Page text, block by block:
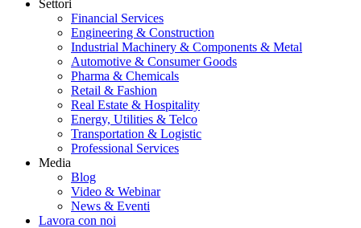
Settori
Financial Services
Engineering & Construction
Industrial Machinery & Components & Metal
Automotive & Consumer Goods
Pharma & Chemicals
Retail & Fashion
Real Estate & Hospitality
Energy, Utilities & Telco
Transportation & Logistic
Professional Services
Media
Blog
Video & Webinar
News & Eventi
Lavora con noi